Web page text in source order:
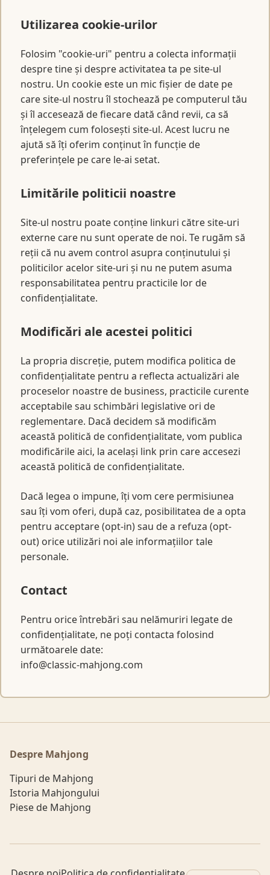
Utilizarea cookie-urilor
Folosim "cookie-uri" pentru a colecta informații
despre tine și despre activitatea ta pe site-ul
nostru. Un cookie este un mic fișier de date pe
care site-ul nostru îl stochează pe computerul tău
și îl accesează de fiecare dată când revii, ca să
înțelegem cum folosești site-ul. Acest lucru ne
ajută să îți oferim conținut în funcție de
preferințele pe care le-ai setat.
Limitările politicii noastre
Site-ul nostru poate conține linkuri către site-uri
externe care nu sunt operate de noi. Te rugăm să
reții că nu avem control asupra conținutului și
politicilor acelor site-uri și nu ne putem asuma
responsabilitatea pentru practicile lor de
confidențialitate.
Modificări ale acestei politici
La propria discreție, putem modifica politica de
confidențialitate pentru a reflecta actualizări ale
proceselor noastre de business, practicile curente
acceptabile sau schimbări legislative ori de
reglementare. Dacă decidem să modificăm
această politică de confidențialitate, vom publica
modificările aici, la același link prin care accesezi
această politică de confidențialitate.
Dacă legea o impune, îți vom cere permisiunea
sau îți vom oferi, după caz, posibilitatea de a opta
pentru acceptare (opt-in) sau de a refuza (opt-
out) orice utilizări noi ale informațiilor tale
personale.
Contact
Pentru orice întrebări sau nelămuriri legate de
confidențialitate, ne poți contacta folosind
următoarele date:
info@classic-mahjong.com
Despre Mahjong
Tipuri de Mahjong
Istoria Mahjongului
Piese de Mahjong